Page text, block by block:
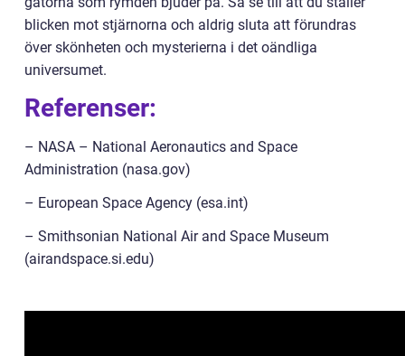
blicken mot stjärnorna och aldrig sluta att förundras
över skönheten och mysterierna i det oändliga
universumet.
Referenser:
– NASA – National Aeronautics and Space
Administration (nasa.gov)
– European Space Agency (esa.int)
– Smithsonian National Air and Space Museum
(airandspace.si.edu)